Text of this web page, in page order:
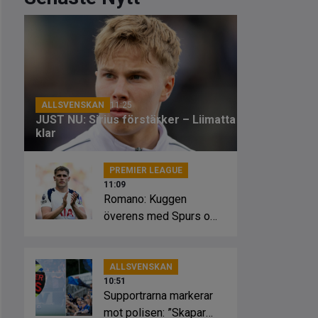
ALLSVENSKAN 11:25
JUST NU: Sirius förstärker – Liimatta
klar
PREMIER LEAGUE
11:09
Romano: Kuggen
överens med Spurs om
ALLSVENSKAN
10:51
Supportrarna markerar
mot polisen: ”Skapar